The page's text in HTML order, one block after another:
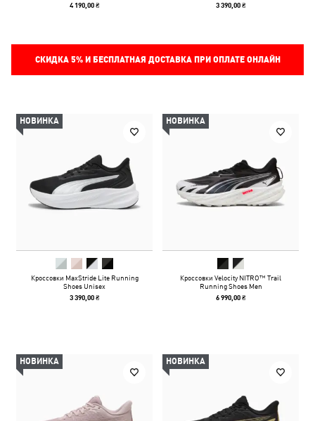
4 190,00 ₴ 3 390,00 ₴
СКИДКА 5%И БЕСПЛАТНАЯ ДОСТАВКА ПРИ ОПЛАТЕ ОНЛАЙН
НОВИНКА
Кроссовки MaxStride Lite Running
Shoes Unisex
3 390,00 ₴
НОВИНКА
Кроссовки Velocity NITRO™ Trail
Running Shoes Men
6 990,00 ₴
НОВИНКА НОВИНКА